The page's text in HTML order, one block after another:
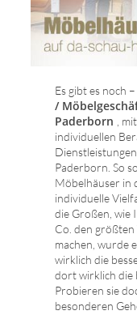
Es gibt es noch
/
Paderborn
,
individuellen
Paderborn. So
Möbelhäuser in
individuelle
die Großen, wie
Co. den
machen, wurde
wirklich die
dort wirklich die
Probieren sie
besonderen